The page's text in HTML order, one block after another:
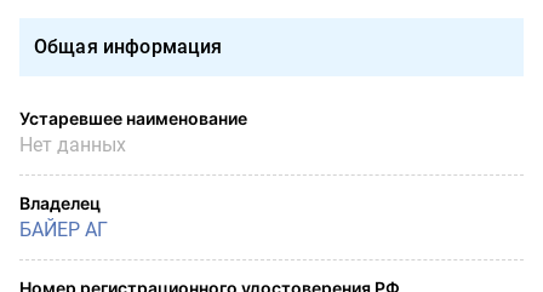
Общая информация
Устаревшее наименование
Нет данных
Владелец
БАЙЕР АГ
Номер регистрационного удостоверения РФ